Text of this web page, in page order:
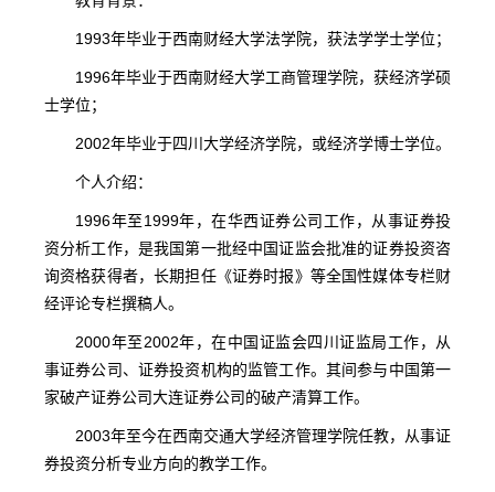
1993年毕业于西南财经大学法学院，获法学学士学位；
1996年毕业于西南财经大学工商管理学院，获经济学硕
士学位；
2002年毕业于四川大学经济学院，或经济学博士学位。
个人介绍：
1996年至1999年，在华西证券公司工作，从事证券投
资分析工作，是我国第一批经中国证监会批准的证券投资咨
询资格获得者，长期担任《证券时报》等全国性媒体专栏财
经评论专栏撰稿人。
2000年至2002年，在中国证监会四川证监局工作，从
事证券公司、证券投资机构的监管工作。其间参与中国第一
家破产证券公司大连证券公司的破产清算工作。
2003年至今在西南交通大学经济管理学院任教，从事证
券投资分析专业方向的教学工作。